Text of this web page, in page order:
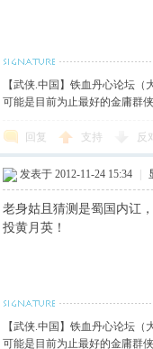
【武侠.中国】铁血丹心论坛
可能是目前为止最好的金庸群
回复 支持 反
发表于 2012-11-24 15:34
老身姑且猜测是蜀国内讧
投黄月英！
【武侠.中国】铁血丹心论坛
可能是目前为止最好的金庸群